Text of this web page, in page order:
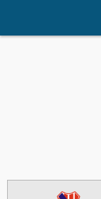
content